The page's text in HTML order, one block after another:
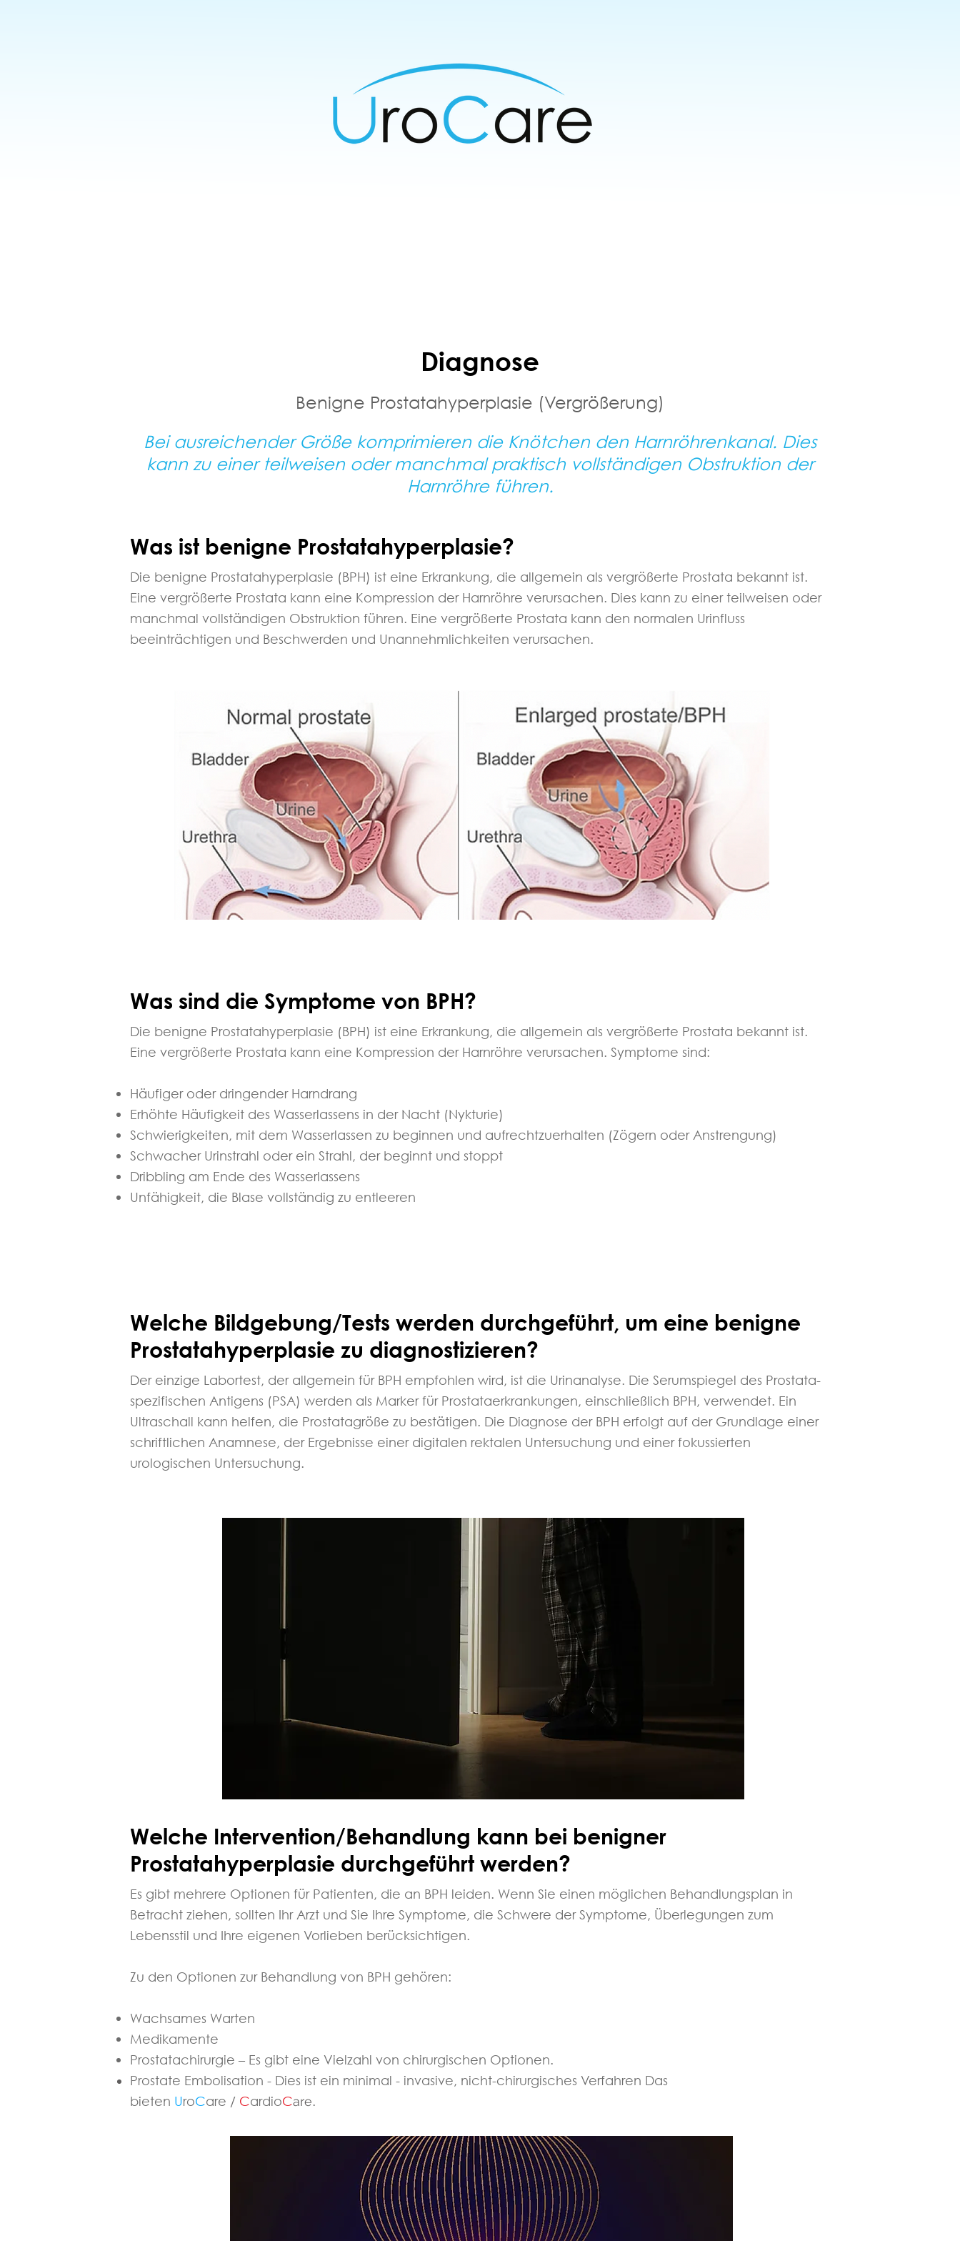
Diagnose
Benigne Prostatahyperplasie (Vergrößerung)
Bei ausreichender Größe komprimieren die Knötchen den Harnröhrenkanal. Dies
kann zu einer teilweisen oder manchmal praktisch vollständigen Obstruktion der
Harnröhre führen.
Was ist benigne Prostatahyperplasie?
Die benigne Prostatahyperplasie (BPH) ist eine Erkrankung, die allgemein als vergrößerte Prostata bekannt ist.
Eine vergrößerte Prostata kann eine Kompression der Harnröhre verursachen. Dies kann zu einer teilweisen oder
manchmal vollständigen Obstruktion führen. Eine vergrößerte Prostata kann den normalen Urinfluss
beeinträchtigen und Beschwerden und Unannehmlichkeiten verursachen.
Was sind die Symptome von BPH?
Die benigne Prostatahyperplasie (BPH) ist eine Erkrankung, die allgemein als vergrößerte Prostata bekannt ist.
Eine vergrößerte Prostata kann eine Kompression der Harnröhre verursachen. Symptome sind:
Häufiger oder dringender Harndrang
Erhöhte Häufigkeit des Wasserlassens in der Nacht (Nykturie)
Schwierigkeiten, mit dem Wasserlassen zu beginnen und aufrechtzuerhalten (Zögern oder Anstrengung)
Schwacher Urinstrahl oder ein Strahl, der beginnt und stoppt
Dribbling am Ende des Wasserlassens
Unfähigkeit, die Blase vollständig zu entleeren
Welche Bildgebung/Tests werden durchgeführt, um eine benigne
Prostatahyperplasie zu diagnostizieren?
Der einzige Labortest, der allgemein für BPH empfohlen wird, ist die Urinanalyse. Die Serumspiegel des Prostata-
spezifischen Antigens (PSA) werden als Marker für Prostataerkrankungen, einschließlich BPH, verwendet. Ein
Ultraschall kann helfen, die Prostatagröße zu bestätigen. Die Diagnose der BPH erfolgt auf der Grundlage einer
schriftlichen Anamnese, der Ergebnisse einer digitalen rektalen Untersuchung und einer fokussierten
urologischen Untersuchung.
Welche Intervention/Behandlung kann bei benigner
Prostatahyperplasie durchgeführt werden?
Es gibt mehrere Optionen für Patienten, die an BPH leiden. Wenn Sie einen möglichen Behandlungsplan in
Betracht ziehen, sollten Ihr Arzt und Sie Ihre Symptome, die Schwere der Symptome, Überlegungen zum
Lebensstil und Ihre eigenen Vorlieben berücksichtigen.
Zu den Optionen zur Behandlung von BPH gehören:
Wachsames Warten
Medikamente
Prostatachirurgie – Es gibt eine Vielzahl von chirurgischen Optionen.
Prostate Embolisation - Dies ist ein minimal - invasive, nicht-chirurgisches Verfahren Das
bieten UroCare / CardioCare.